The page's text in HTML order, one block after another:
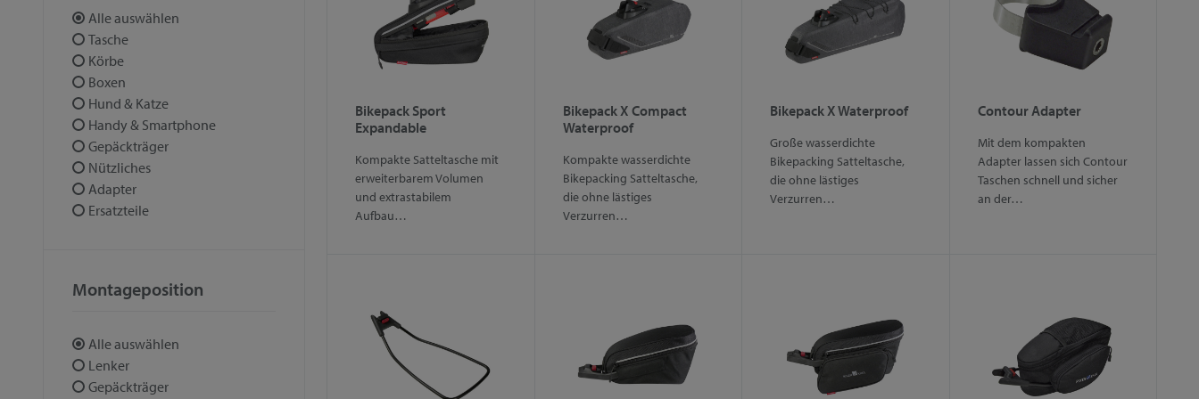
Alle auswählen
Tasche
Körbe
Boxen
Hund & Katze
Handy & Smartphone
Gepäckträger
Nützliches
Adapter
Ersatzteile
Montageposition
Alle auswählen
Lenker
Gepäckträger
Bikepack Sport
Expandable
Kompakte Satteltasche mit
erweiterbarem Volumen
und extrastabilem
Aufbau…
Bikepack X Compact
Waterproof
Kompakte wasserdichte
Bikepacking Satteltasche,
die ohne lästiges
Verzurren…
Bikepack X Waterproof
Große wasserdichte
Bikepacking Satteltasche,
die ohne lästiges
Verzurren…
Contour Adapter
Mit dem kompakten
Adapter lassen sich Contour
Taschen schnell und sicher
an der…